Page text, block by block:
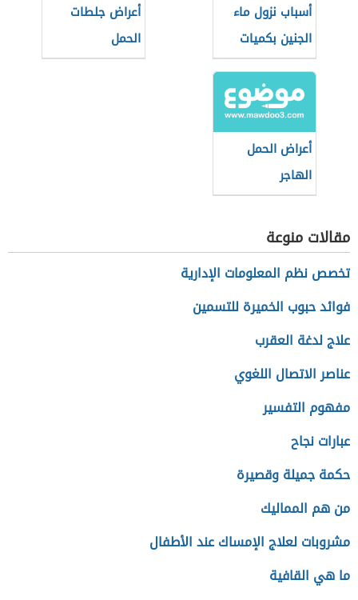
أسباب نزول ماء
الجنين بكميات
قليلة
أعراض جلطات
الحمل
أعراض الحمل
الهاجر
مقالات منوعة
تخصص نظم المعلومات الإدارية
فوائد حبوب الخميرة للتسمين
علاج لدغة العقرب
عناصر الاتصال اللغوي
مفهوم التفسير
عبارات نجاح
حكمة جميلة وقصيرة
من هم المماليك
مشروبات لعلاج الإمساك عند الأطفال
ما هي القافية